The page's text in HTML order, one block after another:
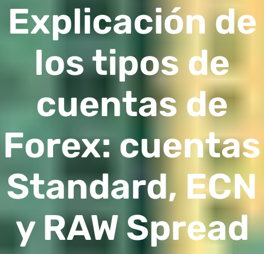
Explicación de
los tipos de
cuentas de
Forex: cuentas
Standard, ECN
y RAW Spread